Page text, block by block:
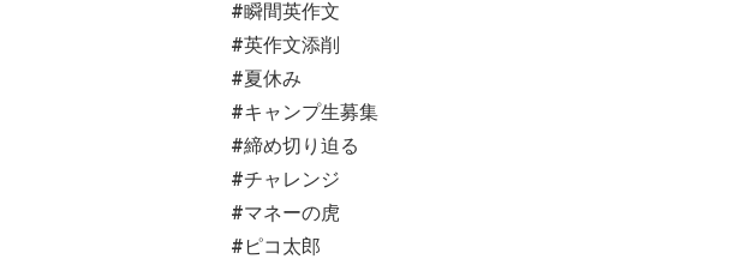
#瞬間英作文
#英作文添削
#夏休み
#キャンプ生募集
#締め切り迫る
#チャレンジ
#マネーの虎
#ピコ太郎